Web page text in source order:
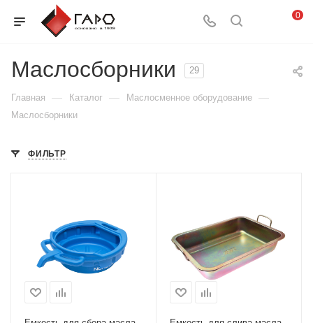
0
Маслосборники 29
Главная — Каталог — Маслосменное оборудование —
Маслосборники
ФИЛЬТР